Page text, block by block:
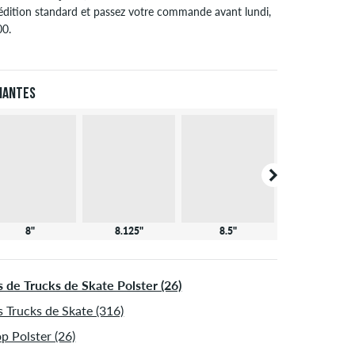
standard et passez votre commande avant lundi,
envoyée après réception du paiement. Plus d'info sur
8" 8.125" 8.5"
de Trucks de Skate Polster (26)
Trucks de Skate (316)
Polster (26)